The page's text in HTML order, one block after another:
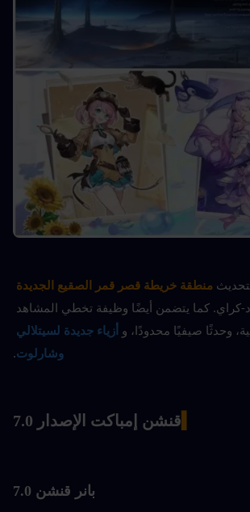
منطقة خريطة قصر قمر الصقيع الجديدة
وحدثًا صيفيًا محدودًا، و
وشارلوت.
قنشن إمباكت الإصدار 7.0
بانر قنشن 7.0